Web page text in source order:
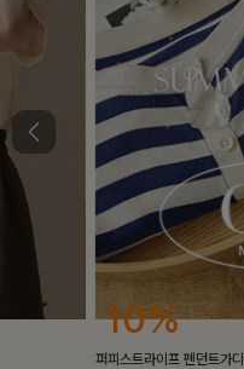
25%
밴스트라이프 스트링원피스